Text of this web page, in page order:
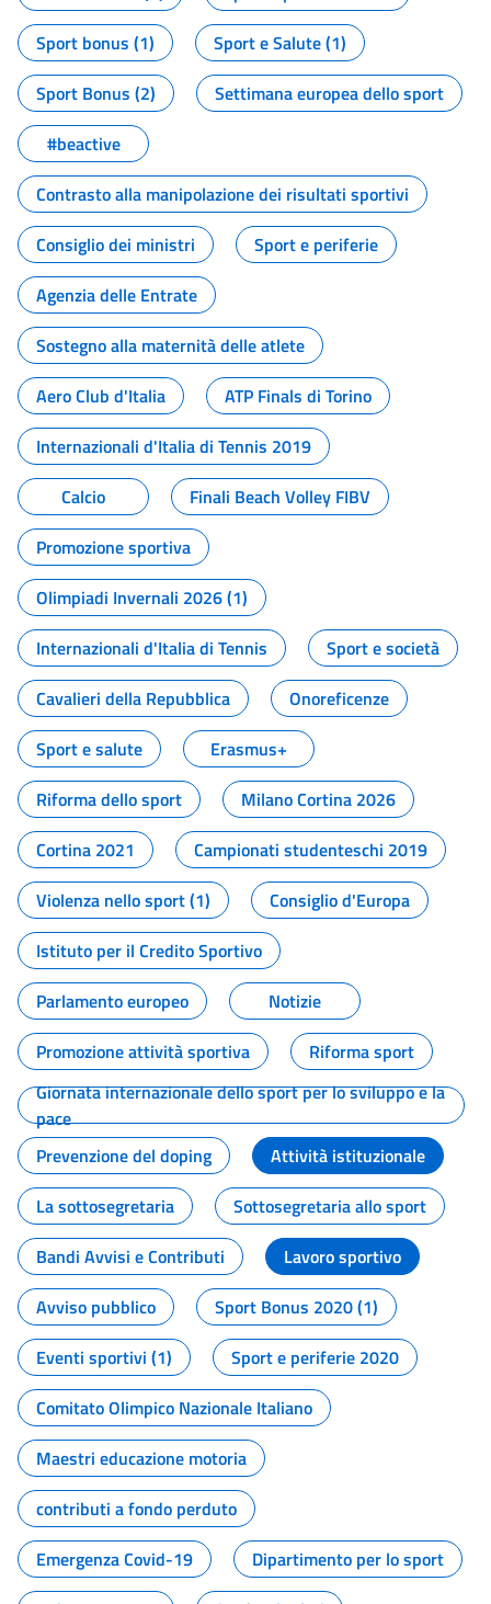
Sport bonus (1)
Sport e Salute (1)
Sport Bonus (2)
Settimana europea dello sport
#beactive
Contrasto alla manipolazione dei risultati sportivi
Consiglio dei ministri
Sport e periferie
Agenzia delle Entrate
Sostegno alla maternità delle atlete
Aero Club d'Italia
ATP Finals di Torino
Internazionali d'Italia di Tennis 2019
Calcio
Finali Beach Volley FIBV
Promozione sportiva
Olimpiadi Invernali 2026 (1)
Internazionali d'Italia di Tennis
Sport e società
Cavalieri della Repubblica
Onoreficenze
Sport e salute
Erasmus+
Riforma dello sport
Milano Cortina 2026
Cortina 2021
Campionati studenteschi 2019
Violenza nello sport (1)
Consiglio d'Europa
Istituto per il Credito Sportivo
Parlamento europeo
Notizie
Promozione attività sportiva
Riforma sport
Giornata internazionale dello sport per lo sviluppo e la
pace
Prevenzione del doping
Attività istituzionale
La sottosegretaria
Sottosegretaria allo sport
Bandi Avvisi e Contributi
Lavoro sportivo
Avviso pubblico
Sport Bonus 2020 (1)
Eventi sportivi (1)
Sport e periferie 2020
Comitato Olimpico Nazionale Italiano
Maestri educazione motoria
contributi a fondo perduto
Emergenza Covid-19
Dipartimento per lo sport